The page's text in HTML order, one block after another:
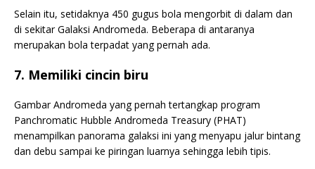
Selain itu, setidaknya 450 gugus bola mengorbit di dalam dan
di sekitar Galaksi Andromeda. Beberapa di antaranya
merupakan bola terpadat yang pernah ada.
7. Memiliki cincin biru
Gambar Andromeda yang pernah tertangkap program
Panchromatic Hubble Andromeda Treasury (PHAT)
menampilkan panorama galaksi ini yang menyapu jalur bintang
dan debu sampai ke piringan luarnya sehingga lebih tipis.